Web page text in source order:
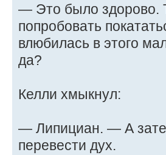
— Это было здорово.
попробовать
влюбилась в этого
да?
Келли хмыкнул:
— Липициан. — А
перевести дух.